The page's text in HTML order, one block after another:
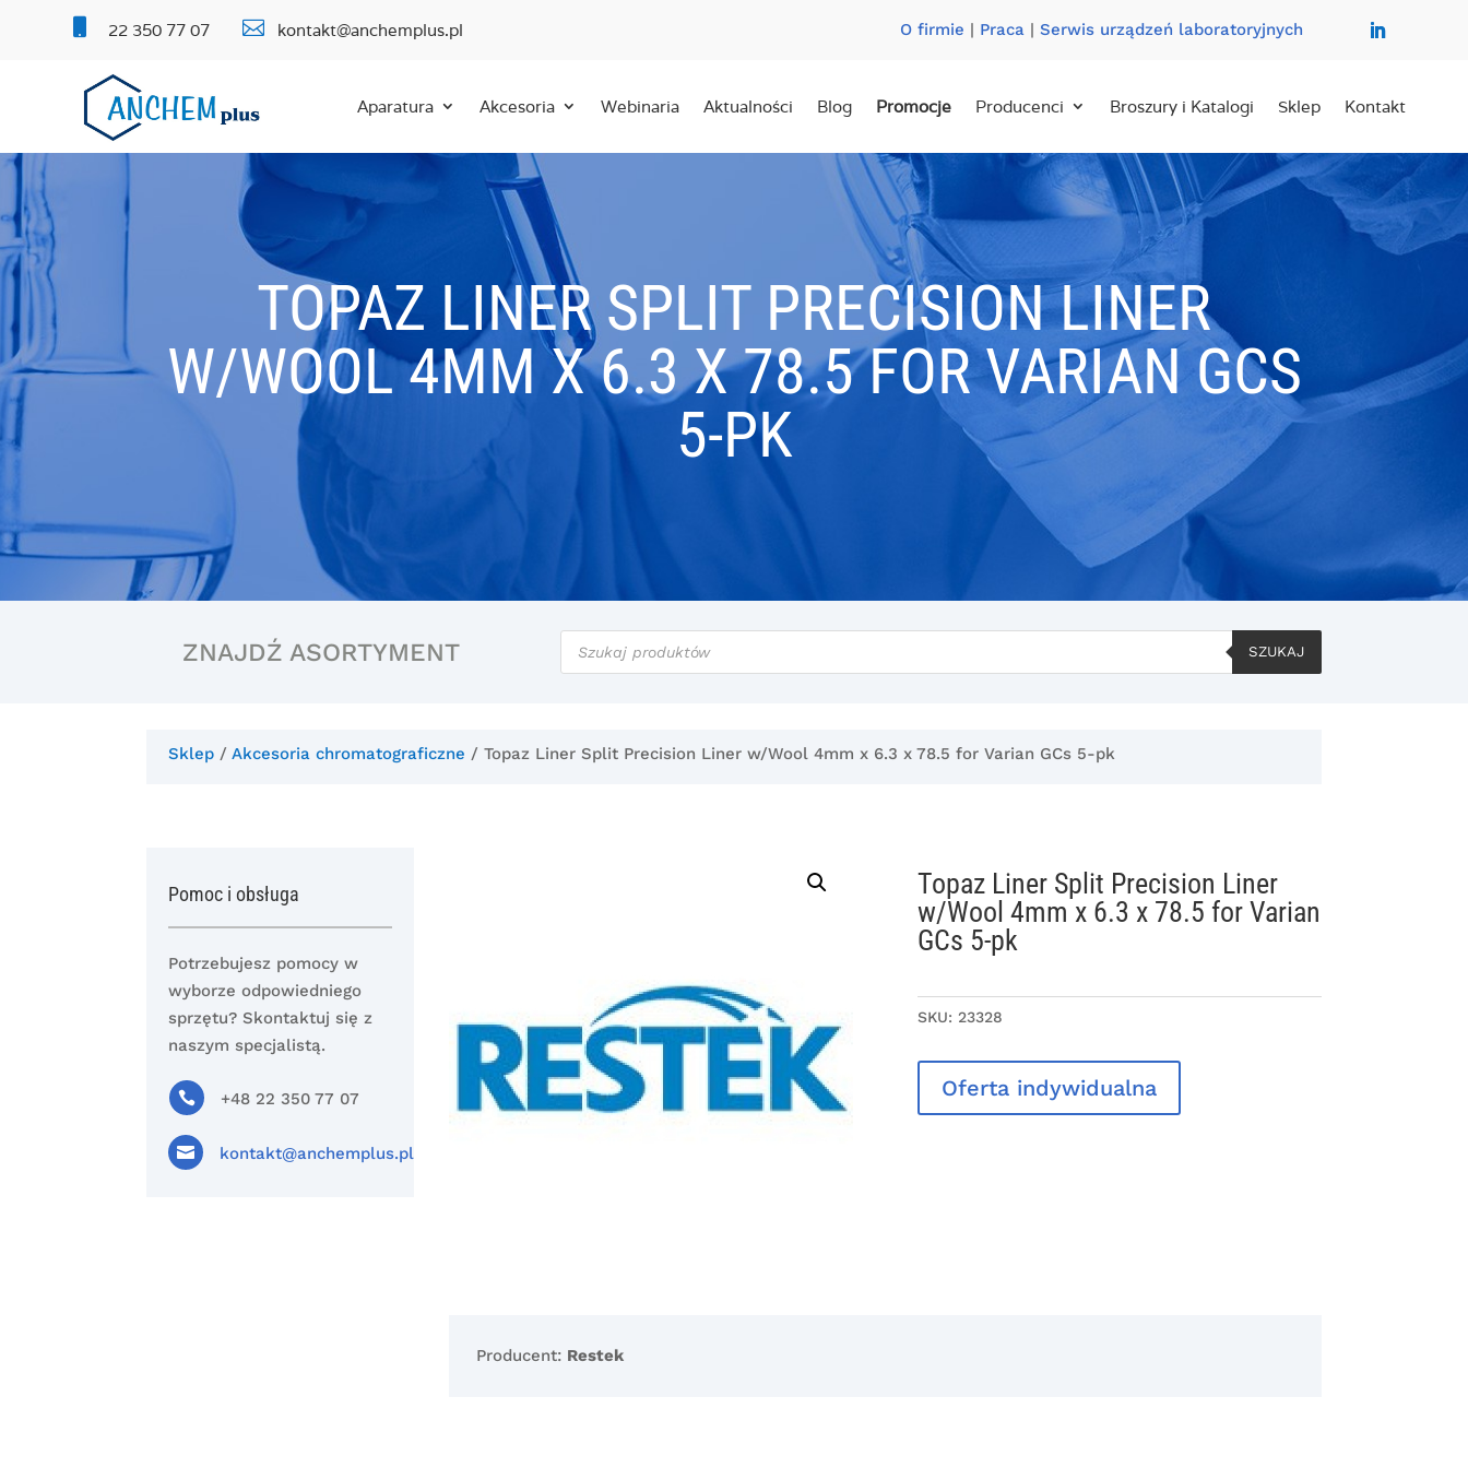
22 350 77 07  kontakt@anchemplus.pl O firmie | Praca| Serwis urządzeń laboratoryjnych
Aparatura Akcesoria Webinaria Aktualności Blog Promocje Producenci Broszury i Katalogi Sklep Kontakt
TOPAZ LINER SPLIT PRECISION LINER
W/WOOL 4MM X 6.3 X 78.5 FOR VARIAN GCS
5-PK
ZNAJDŹ ASORTYMENT
Wyszukiwarka
produktów
SZUKAJ
Sklep /Akcesoria chromatograficzne / Topaz Liner Split Precision Liner w/Wool 4mm x 6.3 x 78.5 for Varian GCs 5-pk
Pomoc i obsługa
Potrzebujesz pomocy w
wyborze odpowiedniego
sprzętu? Skontaktuj się z
naszym specjalistą.
 +48 22 350 77 07
 kontakt@anchemplus.pl
Topaz Liner Split Precision Liner
w/Wool 4mm x 6.3 x 78.5 for Varian
GCs 5-pk
SKU: 23328
Oferta indywidualna
Producent: Restek